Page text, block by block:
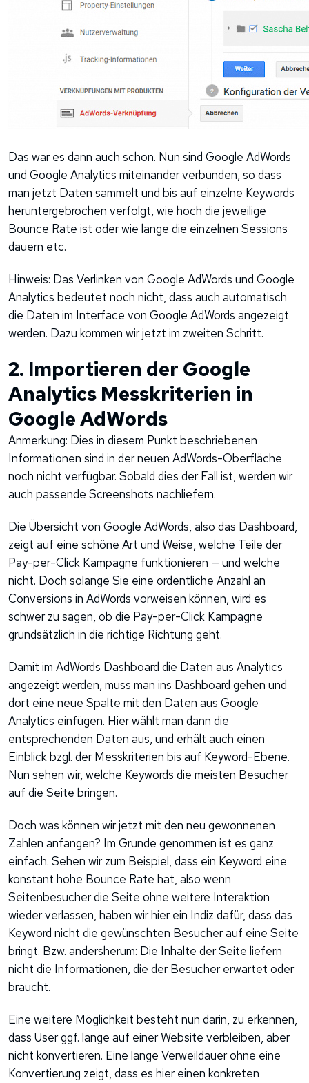
Das war es dann auch schon. Nun sind Google AdWords
und Google Analytics miteinander verbunden, so dass
man jetzt Daten sammelt und bis auf einzelne Keywords
heruntergebrochen verfolgt, wie hoch die jeweilige
Bounce Rate ist oder wie lange die einzelnen Sessions
dauern etc.
Hinweis: Das Verlinken von Google AdWords und Google
Analytics bedeutet noch nicht, dass auch automatisch
die Daten im Interface von Google AdWords angezeigt
werden. Dazu kommen wir jetzt im zweiten Schritt.
2. Importieren der Google
Analytics Messkriterien in
Google AdWords
Anmerkung: Dies in diesem Punkt beschriebenen
Informationen sind in der neuen AdWords-Oberfläche
noch nicht verfügbar. Sobald dies der Fall ist, werden wir
auch passende Screenshots nachliefern.
Die Übersicht von Google AdWords, also das Dashboard,
zeigt auf eine schöne Art und Weise, welche Teile der
Pay-per-Click Kampagne funktionieren — und welche
nicht. Doch solange Sie eine ordentliche Anzahl an
Conversions in AdWords vorweisen können, wird es
schwer zu sagen, ob die Pay-per-Click Kampagne
grundsätzlich in die richtige Richtung geht.
Damit im AdWords Dashboard die Daten aus Analytics
angezeigt werden, muss man ins Dashboard gehen und
dort eine neue Spalte mit den Daten aus Google
Analytics einfügen. Hier wählt man dann die
entsprechenden Daten aus, und erhält auch einen
Einblick bzgl. der Messkriterien bis auf Keyword-Ebene.
Nun sehen wir, welche Keywords die meisten Besucher
auf die Seite bringen.
Doch was können wir jetzt mit den neu gewonnenen
Zahlen anfangen? Im Grunde genommen ist es ganz
einfach. Sehen wir zum Beispiel, dass ein Keyword eine
konstant hohe Bounce Rate hat, also wenn
Seitenbesucher die Seite ohne weitere Interaktion
wieder verlassen, haben wir hier ein Indiz dafür, dass das
Keyword nicht die gewünschten Besucher auf eine Seite
bringt. Bzw. andersherum: Die Inhalte der Seite liefern
nicht die Informationen, die der Besucher erwartet oder
braucht.
Eine weitere Möglichkeit besteht nun darin, zu erkennen,
dass User ggf. lange auf einer Website verbleiben, aber
nicht konvertieren. Eine lange Verweildauer ohne eine
Konvertierung zeigt, dass es hier einen konkreten